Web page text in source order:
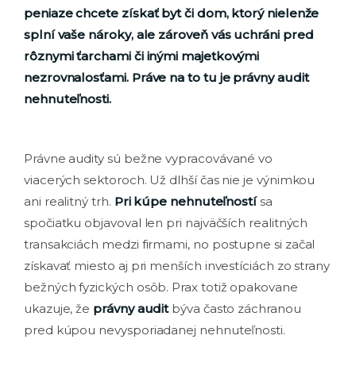
peniaze chcete získať byt či dom, ktorý nielenže
splní vaše nároky, ale zároveň vás uchráni pred
rôznymi ťarchami či inými majetkovými
nezrovnalosťami. Práve na to tu je právny audit
nehnuteľnosti.
Právne audity sú bežne vypracovávané vo
viacerých sektoroch. Už dlhší čas nie je výnimkou
ani realitný trh. Pri kúpe nehnuteľnostísa
spočiatku objavoval len pri najväčších realitných
transakciách medzi firmami, no postupne si začal
získavať miesto aj pri menších investíciách zo strany
bežných fyzických osôb. Prax totiž opakovane
ukazuje, že právny audit býva často záchranou
pred kúpou nevysporiadanej nehnuteľnosti.